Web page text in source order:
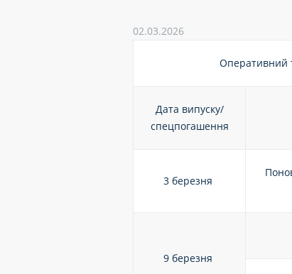
02.03.2026
Оперативний
Дата випуску/
спецпогашення
3 березня
9 березня